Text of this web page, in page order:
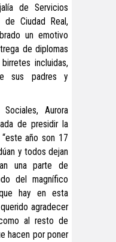
de Servicios
de Ciudad Real,
un emotivo
de diplomas
incluidas,
sus padres y
Aurora
de presidir la
año son 17
y todos dejan
una parte de
del magnífico
hay en esta
agradecer
al resto de
hacen por poner